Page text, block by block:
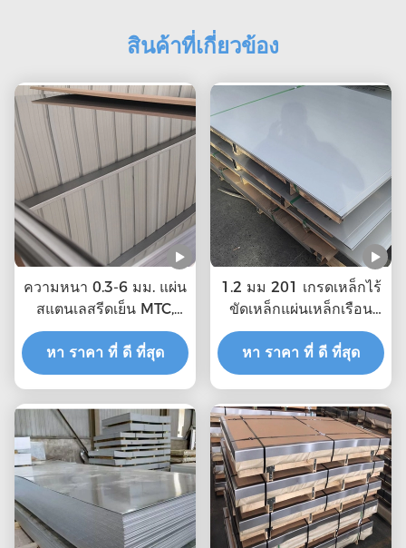
สินค้าที่เกี่ยวข้อง
ความหนา 0.3-6 มม. แผ่น
สแตนเลสรีดเย็น MTC,
ISO ได้รับการรับรอง
หา ราคา ที่ ดี ที่สุด
1.2 มม 201 เกรดเหล็กไร้
ขัดเหล็กแผ่นเหล็กเรือน
ร้อน
หา ราคา ที่ ดี ที่สุด